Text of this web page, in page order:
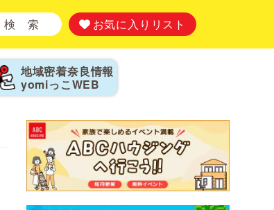
検 索 お気に入りリスト
地域密着奈良情報
yomiっこ WEB